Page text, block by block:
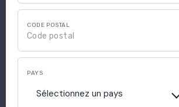
CODE POSTAL
PAYS
Sélectionnez un pays